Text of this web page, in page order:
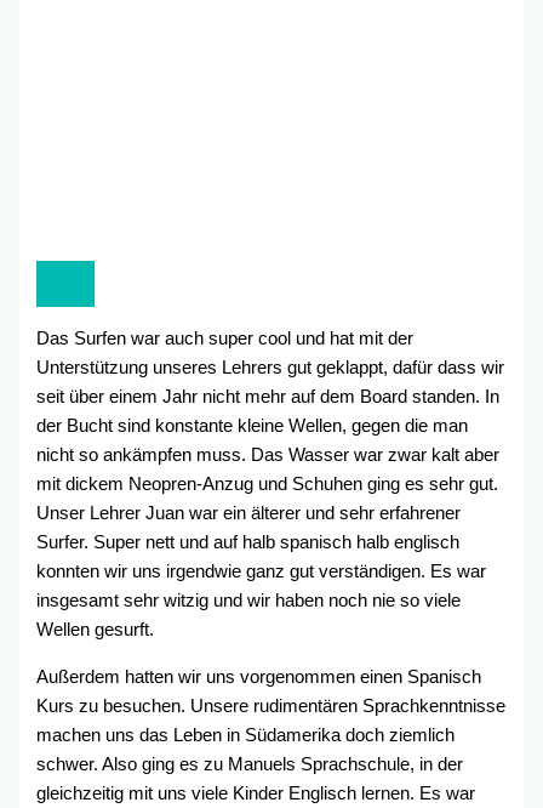
Das Surfen war auch super cool und hat mit der
Unterstützung unseres Lehrers gut geklappt, dafür dass wir
seit über einem Jahr nicht mehr auf dem Board standen. In
der Bucht sind konstante kleine Wellen, gegen die man
nicht so ankämpfen muss. Das Wasser war zwar kalt aber
mit dickem Neopren-Anzug und Schuhen ging es sehr gut.
Unser Lehrer Juan war ein älterer und sehr erfahrener
Surfer. Super nett und auf halb spanisch halb englisch
konnten wir uns irgendwie ganz gut verständigen. Es war
insgesamt sehr witzig und wir haben noch nie so viele
Wellen gesurft.
Außerdem hatten wir uns vorgenommen einen Spanisch
Kurs zu besuchen. Unsere rudimentären Sprachkenntnisse
machen uns das Leben in Südamerika doch ziemlich
schwer. Also ging es zu Manuels Sprachschule, in der
gleichzeitig mit uns viele Kinder Englisch lernen. Es war